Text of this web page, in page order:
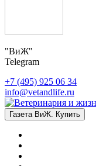
"ВиЖ"
Telegram
+7 (495) 925 06 34
info@vetandlife.ru
Газета ВиЖ. Купить